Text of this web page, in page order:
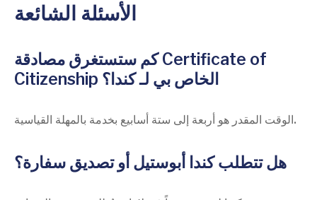
الأسئلة الشائعة
كم ستستغرق مصادقة Certificate of
Citizenship الخاص بي لـ كندا؟
الوقت المقدر هو أربعة إلى ستة أسابيع بخدمة بالمهلة القياسية.
هل تتطلب كندا أبوستيل أو تصديق سفارة؟